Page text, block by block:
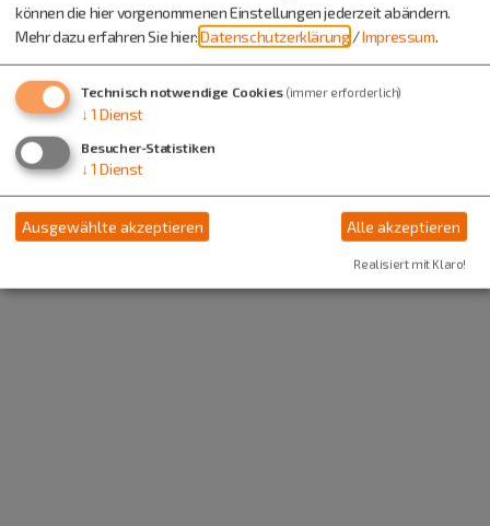
können die hier vorgenommenen Einstellungen jederzeit abändern.
Mehr dazu erfahren Sie hier:Datenschutzerklärung /Impressum.
Technisch notwendige Cookies (immer erforderlich)
↓ 1 Dienst
Besucher-Statistiken
↓ 1 Dienst
Ausgewählte akzeptieren Alle akzeptieren
Realisiert mit Klaro!